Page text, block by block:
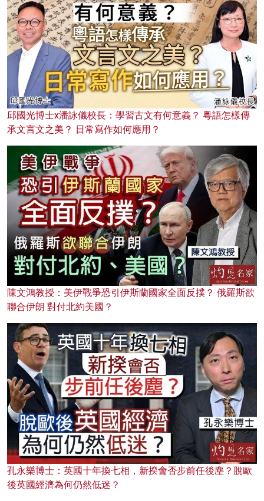
邱國光博士x潘詠儀校長：學習古文有何意義？ 粵語怎樣傳
承文言文之美？ 日常寫作如何應用？
陳文鴻教授：美伊戰爭恐引伊斯蘭國家全面反撲？ 俄羅斯欲
聯合伊朗 對付北約美國？
孔永樂博士：英國十年換七相，新揆會否步前任後塵？脫歐
後英國經濟為何仍然低迷？